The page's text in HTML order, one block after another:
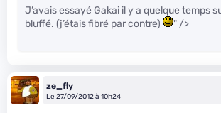
J’avais essayé Gakai il y a quelque temps
bluffé. (j’étais fibré par contre)
" />
ze_fly
Le 27/09/2012 à 10h24